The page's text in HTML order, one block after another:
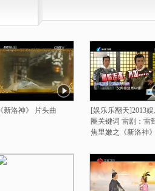
《新洛神》 片头曲
[娱乐乐翻天]2013
圈关键词 雷剧：雷
焦里嫩之《新洛神